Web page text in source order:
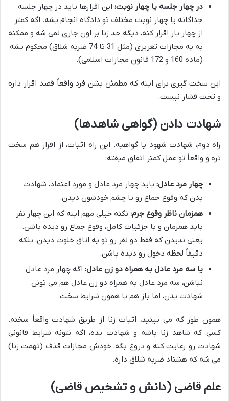
در چهار جلسه یا چهار نوبت: این اقرارها باید در چهار جلسه
جداگانه یا چهار نوبت مختلف تو دادگاه انجام بشه. اگه کمتر
از چهار بار اقرار کنه، دیگه حد زنا بر اون جاری نمی شه و ممکنه
به یه مجازات تعزیری (مثل 31 تا 74 ضربه شلاق) محکوم بشه
(ماده 160 و 172 قانون مجازات اسلامی).
این سخت گیری برای اینه که مطمئن بشن فرد واقعاً قصد اقرار داره
و تحت فشار نیست.
شهادت دادن (گواهی شاهدها)
راه دوم، شهادت شهود یا گواهیه. این راه اثبات، از اقرار هم سخت
تره و واقعاً تو عمل کمتر اتفاق میفته:
چهار مرد عادل: باید چهار مرد عادل و مورد اعتماد، شهادت
بدن که وقوع جماع رو با چشم خودشون دیدن.
همزمان ناظر وقوع جرم: نکته خیلی مهم اینه که این چهار نفر
باید همزمان و با جزئیات کامل، وقوع جماع رو دیده باشن.
یعنی ندیدن که فقط دو نفر رو تو یه اتاق خلوت دیدن، بلکه
دقیقاً لحظه دخول رو دیده باشن.
یا سه مرد عادل به همراه دو زن عادل: اگه چهار مرد عادل
نباشن، سه مرد عادل به همراه دو زن عادل هم می تونن
شهادت بدن، اما باز هم با همون شرایط سخت.
همون طور که می بینید، اثبات زنا از طریق شهادت واقعاً سخته.
کسی که شاهد زنا باشه و شهادت بده، اگه نتونه شرایط قانونی
شهادت رو رعایت کنه و دروغ بگه، خودش مجازات قذف (تهمت زنا)
می شه که هشتاد ضربه شلاق داره.
علم قاضی (دانش و تشخیص قاضی)